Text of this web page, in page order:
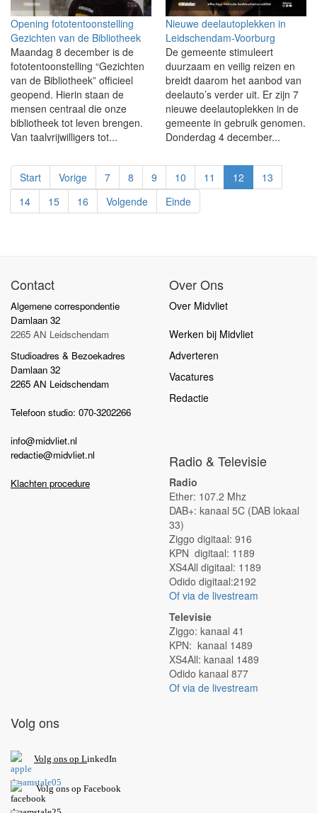
Opening fototentoonstelling
Gezichten van de Bibliotheek
Maandag 8 december is de
fototentoonstelling “Gezichten
van de Bibliotheek” officieel
geopend. Hierin staan de
mensen centraal die onze
bibliotheek tot leven brengen.
Van taalvrijwilligers tot...
Nieuwe deelautoplekken in
Leidschendam-Voorburg
De gemeente stimuleert
duurzaam en veilig reizen en
breidt daarom het aanbod van
deelauto’s verder uit. Er zijn 7
nieuwe deelautoplekken in de
gemeente in gebruik genomen.
Donderdag 4 december...
Start Vorige 7 8 9 10 11 12
13
14
15 16 Volgende Einde
Contact
Algemene correspondentie
Damlaan 32
2265 AN Leidschendam
Studioadres & Bezoekadres
Damlaan 32
2265 AN Leidschendam
Telefoon studio: 070-3202266
info@midvliet.nl
redactie@midvliet.nl
Klachten procedure
Over Ons
Over Midvliet
Werken bij Midvliet
Adverteren
Vacatures
Redactie
Radio & Televisie
Radio
Ether: 107.2 Mhz
DAB+: kanaal 5C (DAB lokaal
33)
Ziggo digitaal: 916
KPN digitaal: 1189
XS4All digitaal: 1189
Odido digitaal:2192
Of via de livestream
Televisie
Ziggo: kanaal 41
KPN: kanaal 1489
XS4All: kanaal 1489
Odido kanaal 877
Of via de livestream
Volg ons
Volg ons op LinkedIn
Volg ons op Facebook